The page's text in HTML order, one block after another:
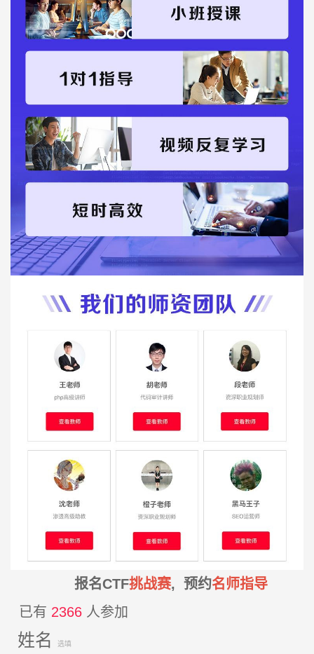
报名CTF挑战赛, 预约名师指导
已有 2366 人参加
姓名 选填